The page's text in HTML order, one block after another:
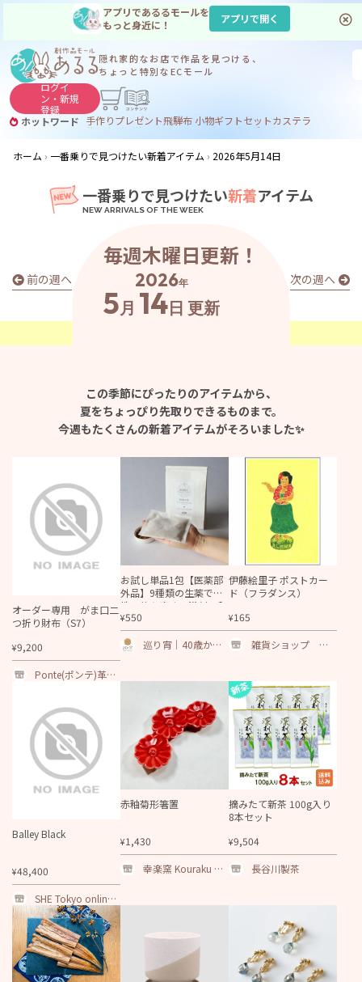
アプリであるるモールを
もっと身近に！
アプリで開く
隠れ家的なお店で作品を見つける、
ちょっと特別なECモール
ログイ
ン・新規
登録
ホットワード 手作りプレゼント飛騨布 小物ギフトセットカステラ
サヌカイト コーヒー
ジンギスカン
ホーム
一番乗りで見つけたい新着アイテム 2026年5月14日
一番乗りで見つけたい新着アイテム
前の週へ
毎週木曜日更新！
2026年
5 月 14日 更新
次の週へ
この季節にぴったりのアイテムから、
夏をちょっぴり先取りできるものまで。
今週もたくさんの新着アイテムがそろいました✨
オーダー専用 がま口二
つ折り財布（S7）
¥9,200
Ponte(ポンテ)革製
お試し単品1包【医薬部
外品】9種類の生薬で女
性の体を癒す入浴剤 和
漢の湯
¥550
巡り宵｜40歳から
プ
伊藤絵里子 ポストカー
ド（フラダンス）
¥165
雑貨ショップ ハ
Balley Black
¥48,400
SHE Tokyo online s
hop
赤釉菊形箸置
¥1,430
幸楽窯 Kouraku Kil
摘みたて新茶 100g入り
8本セット
¥9,504
長谷川製茶